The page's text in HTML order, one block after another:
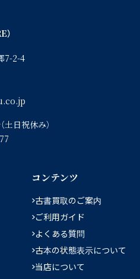
7-2-4
日祝休み）
コンテンツ
古書買取のご案内
ご利用ガイド
よくある質問
古本の状態表示について
当店について